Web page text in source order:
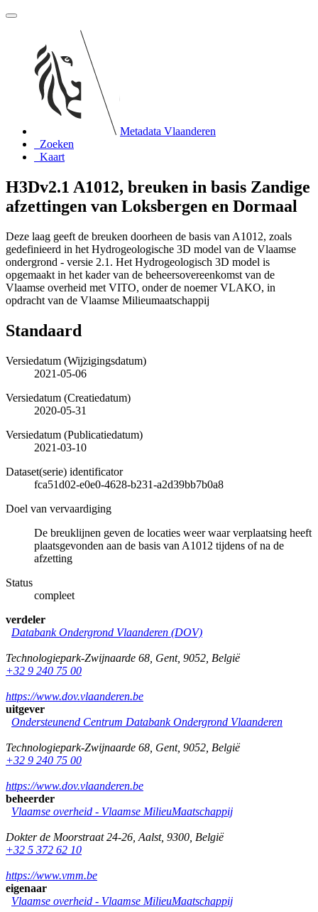
Metadata Vlaanderen
Zoeken
Kaart
H3Dv2.1 A1012, breuken in basis Zandige
afzettingen van Loksbergen en Dormaal
Deze laag geeft de breuken doorheen de basis van A1012, zoals
gedefinieerd in het Hydrogeologische 3D model van de Vlaamse
ondergrond - versie 2.1. Het Hydrogeologisch 3D model is
opgemaakt in het kader van de beheersovereenkomst van de
Vlaamse overheid met VITO, onder de noemer VLAKO, in
opdracht van de Vlaamse Milieumaatschappij
Standaard
Versiedatum (Wijzigingsdatum)
2021-05-06
Versiedatum (Creatiedatum)
2020-05-31
Versiedatum (Publicatiedatum)
2021-03-10
Dataset(serie) identificator
fca51d02-e0e0-4628-b231-a2d39bb7b0a8
Doel van vervaardiging
De breuklijnen geven de locaties weer waar verplaatsing heeft
plaatsgevonden aan de basis van A1012 tijdens of na de
afzetting
Status
compleet
verdeler
Databank Ondergrond Vlaanderen (DOV)
Technologiepark-Zwijnaarde 68 Gent, 9052 België
+32 9 240 75 00
https://www.dov.vlaanderen.be
uitgever
Ondersteunend Centrum Databank Ondergrond Vlaanderen
Technologiepark-Zwijnaarde 68 Gent, 9052 België
+32 9 240 75 00
https://www.dov.vlaanderen.be
beheerder
Vlaamse overheid - Vlaamse MilieuMaatschappij
Dokter de Moorstraat 24-26 Aalst, 9300 België
+32 5 372 62 10
https://www.vmm.be
eigenaar
Vlaamse overheid - Vlaamse MilieuMaatschappij